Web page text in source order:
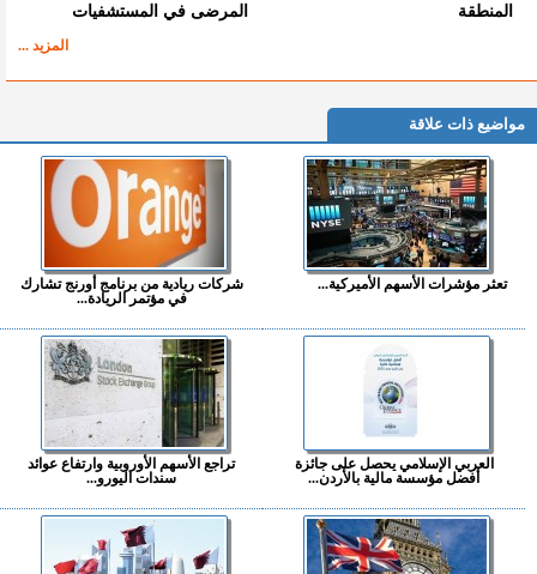
المنطقة
المرضى في المستشفيات
المزيد ...
مواضيع ذات علاقة
تعثر مؤشرات الأسهم الأميركية...
شركات ريادية من برنامج أورنج تشارك
في مؤتمر الريادة...
العربي الإسلامي يحصل على جائزة
أفضل مؤسسة مالية بالأردن...
تراجع الأسهم الأوروبية وارتفاع عوائد
سندات اليورو...